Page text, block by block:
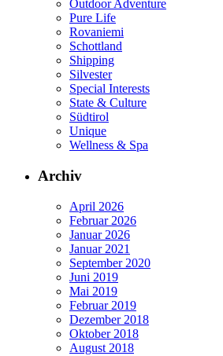
Outdoor Adventure
Pure Life
Rovaniemi
Schottland
Shipping
Silvester
Special Interests
State & Culture
Südtirol
Unique
Wellness & Spa
Archiv
April 2026
Februar 2026
Januar 2026
Januar 2021
September 2020
Juni 2019
Mai 2019
Februar 2019
Dezember 2018
Oktober 2018
August 2018